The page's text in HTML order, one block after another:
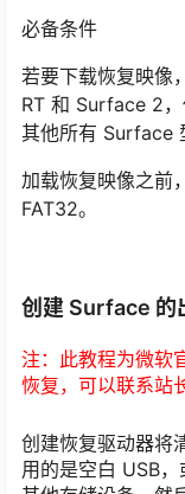
必备条件
若要下载恢复映像
RT 和 Surface 2
其他所有 Surface
加载恢复映像之前
FAT32。
创建 Surface 的
注：此教程为微软
恢复，可以联系站
创建恢复驱动器将
用的是空白 USB